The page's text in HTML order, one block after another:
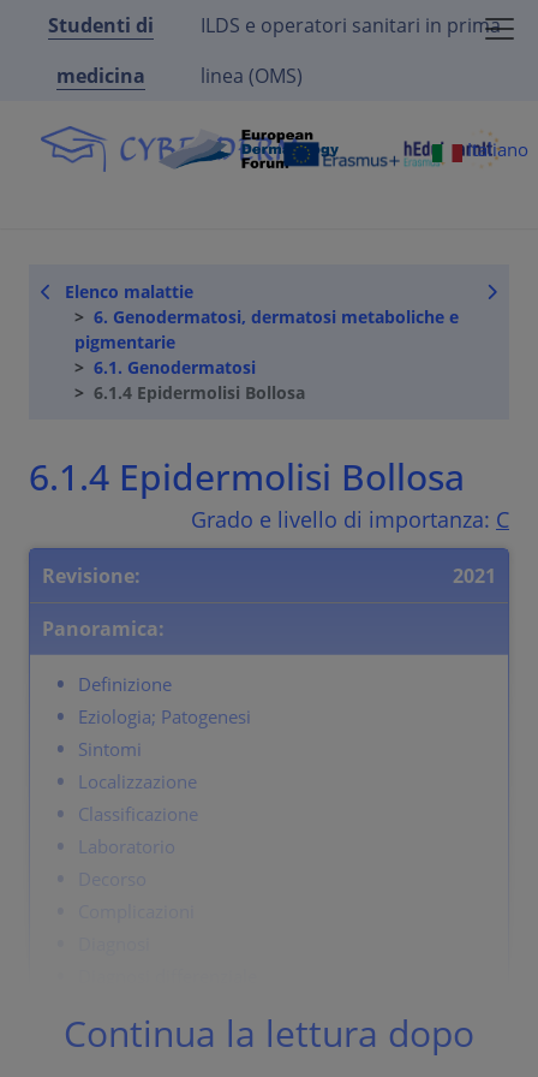
Studenti di
medicina
ILDS e operatori sanitari in prima
linea (OMS)
Italiano
Elenco malattie
6. Genodermatosi, dermatosi metaboliche e
pigmentarie
6.1. Genodermatosi
6.1.4 Epidermolisi Bollosa
6.1.4 Epidermolisi Bollosa
Grado e livello di importanza: C
Revisione:
2021
Panoramica:
Definizione
Eziologia; Patogenesi
Sintomi
Localizzazione
Classificazione
Laboratorio
Decorso
Continua la lettura dopo